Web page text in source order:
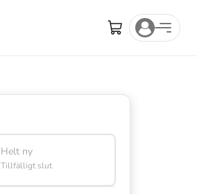
Helt ny
Tillfälligt slut